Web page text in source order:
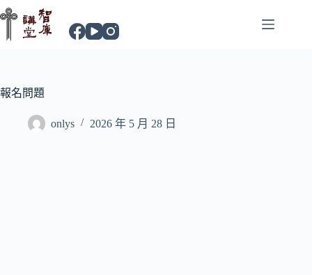
報名問題
onlys 2026 年 5 月 28 日